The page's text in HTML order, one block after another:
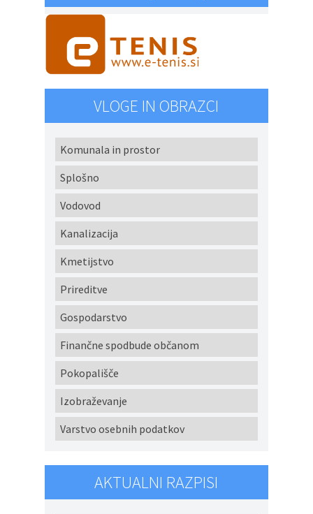
VLOGE IN OBRAZCI
Komunala in prostor
Splošno
Vodovod
Kanalizacija
Kmetijstvo
Prireditve
Gospodarstvo
Finančne spodbude občanom
Pokopališče
Izobraževanje
Varstvo osebnih podatkov
AKTUALNI RAZPISI